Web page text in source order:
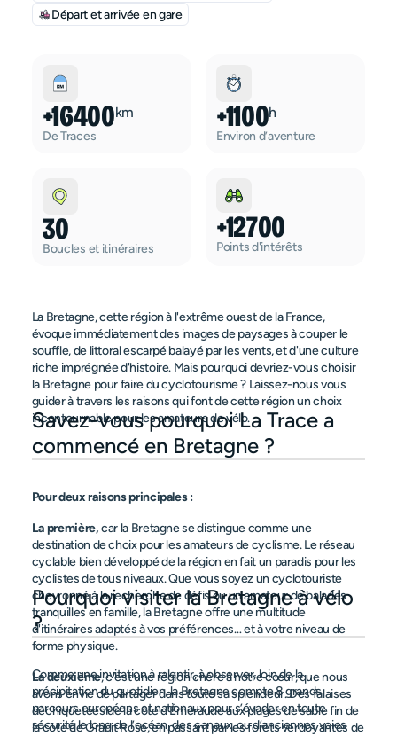
Départ et arrivée en gare
+16400km
De Traces
+1100h
Environ d’aventure
30
Boucles et itinéraires
+12700
Points d'intérêts
La Bretagne, cette région à l'extrême ouest de la France,
évoque immédiatement des images de paysages à couper le
souffle, de littoral escarpé balayé par les vents, et d'une culture
riche imprégnée d'histoire. Mais pourquoi devriez-vous choisir
la Bretagne pour faire du cyclotourisme ? Laissez-nous vous
guider à travers les raisons qui font de cette région un choix
incontournable pour les amateurs de vélo.
Savez-vous pourquoi La Trace a
commencé en Bretagne ?
Pour deux raisons principales :
La première, car la Bretagne se distingue comme une
destination de choix pour les amateurs de cyclisme. Le réseau
cyclable bien développé de la région en fait un paradis pour les
cyclistes de tous niveaux. Que vous soyez un cyclotouriste
chevronné à la recherche de défis ou un amateur de balades
tranquilles en famille, la Bretagne offre une multitude
d'itinéraires adaptés à vos préférences… et à votre niveau de
forme physique.
La deuxième, c'est une région chère à notre cœur, que nous
avons envie de partager dans toute sa splendeur. Des falaises
déchiquetées de la côte d'Émeraude aux plages de sable fin de
la côte de Granit Rose, en passant par les forêts verdoyantes de
Pourquoi visiter la Bretagne à vélo
?
Comme une invitation à ralentir, à observer, loin de la
précipitation du quotidien, la Bretagne compte 8 grands
parcours européens et nationaux pour s’évader en toute
sécurité le long de l’océan, des canaux, ou d’anciennes voies